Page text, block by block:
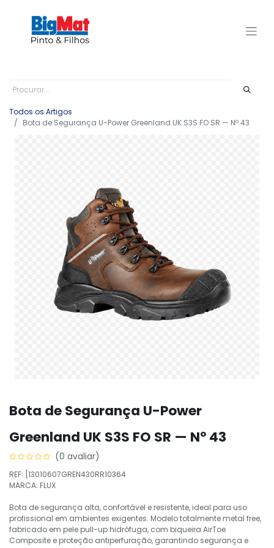
Todos os Artigos
Bota de Segurança U-Power Greenland UK S3S FO SR — Nº 43
Bota de Segurança U-Power
Greenland UK S3S FO SR — Nº 43
(0 avaliar)
REF: [13010607GREN430RR10364
MARCA: FLUX
Bota de segurança alta, confortável e resistente, ideal para uso
profissional em ambientes exigentes. Modelo totalmente metal free,
fabricado em pele pull-up hidrófuga, com biqueira AirToe
Composite e proteção antiperfuração, garantindo segurança e